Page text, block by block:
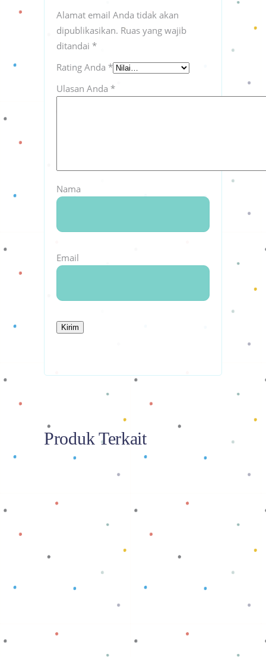
Alamat email Anda tidak akan
dipublikasikan. Ruas yang wajib
ditandai *
Rating Anda *
Ulasan Anda *
Nama
Email
Produk Terkait
Baca selengkapnya